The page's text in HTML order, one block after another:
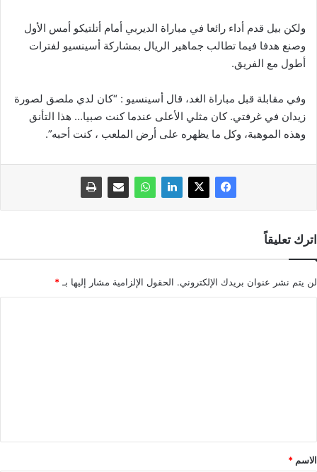
ولكن بيل قدم أداء رائعا في مباراة الديربي أمام أتلتيكو أمس الأول
وصنع هدفا فيما تطالب جماهير الريال بمشاركة أسينسيو لفترات
أطول مع الفريق.
وفي مقابلة قبل مباراة الغد، قال أسينسيو : “كان لدي ملصق لصورة
زيدان في غرفتي. كان مثلي الأعلى عندما كنت صبيا… هذا التأنق
وهذه الموهبة، وكل ما يظهره على أرض الملعب ، كنت أحبه”.
اترك تعليقاً
لن يتم نشر عنوان بريدك الإلكتروني. الحقول الإلزامية مشار إليها بـ *
*
الاسم *